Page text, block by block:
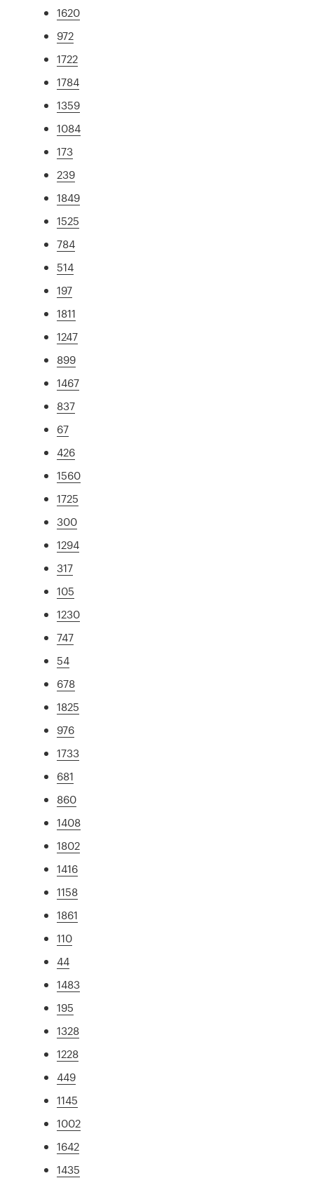
1620
972
1722
1784
1359
1084
173
239
1849
1525
784
514
197
1811
1247
899
1467
837
67
426
1560
1725
300
1294
317
105
1230
747
54
678
1825
976
1733
681
860
1408
1802
1416
1158
1861
110
44
1483
195
1328
1228
449
1145
1002
1642
1435